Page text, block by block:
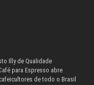
Illy de Qualidade
para Espresso abre
de todo o Brasil